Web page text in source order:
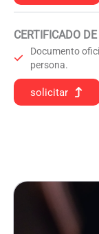
CERTIFICADO
Documento
persona.
solicitar